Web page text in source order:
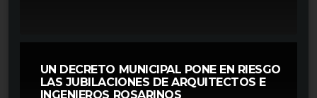
UN DECRETO MUNICIPAL PONE EN RIESGO
LAS JUBILACIONES DE ARQUITECTOS E
INGENIEROS ROSARINOS